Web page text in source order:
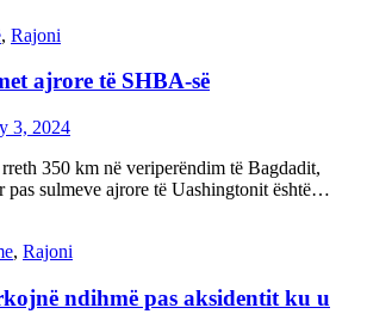
, Rajoni
ajrore të SHBA-së
3, 2024
350 km në veriperëndim të Bagdadit,
pas sulmeve ajrore të Uashingtonit është…
, Rajoni
ndihmë pas aksidentit ku u